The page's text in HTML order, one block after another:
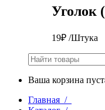
Уголок
19₽ /Штука
Ваша корзина
Главная /